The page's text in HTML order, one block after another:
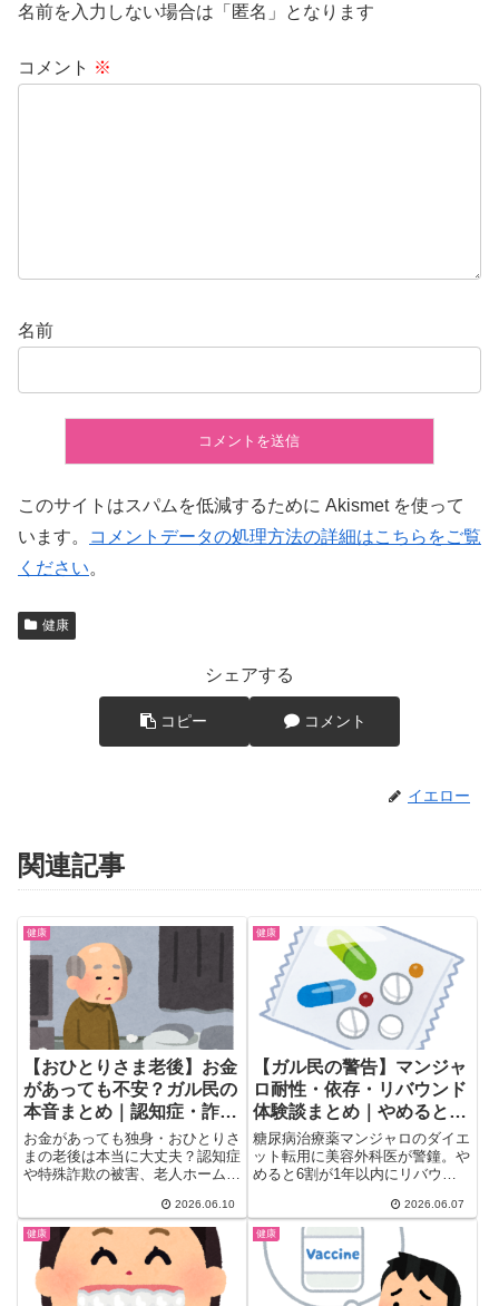
名前を入力しない場合は「匿名」となります
コメント ※
名前
このサイトはスパムを低減するために Akismet を使って
います。
コメントデータの処理方法の詳細はこちらをご覧
ください。
健康
シェアする
コピー コメント
イエロー
関連記事
健康
【おひとりさま老後】お金
があっても不安？ガル民の
本音まとめ｜認知症・詐
欺・老人ホーム保証人
お金があっても独身・おひとりさ
まの老後は本当に大丈夫？認知症
や特殊詐欺の被害、老人ホームの
備えまで、ガル民177人のリアル
な本音と体験談を厳選してまとめ
ました。同じ不安を抱える40
代・50代女性は必見の内容で
す。
2026.06.10
健康
【ガル民の警告】マンジャ
ロ耐性・依存・リバウンド
体験談まとめ｜やめると4
倍速で太る、骨粗鬆症も？
20の本音
糖尿病治療薬マンジャロのダイエ
ット転用に美容外科医が警鐘。や
めると6割が1年以内にリバウン
倍。骨粗鬆症・膵臓がんリスクも
浮上。ガル民の体験談・自力ダイ
エット成功法20選で、薬に頼ら
ない健康的な体作りのヒントもま
とめました。
2026.06.07
健康 健康